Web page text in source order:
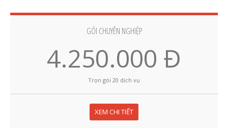
GÓI CHUYÊN NGHIỆP
4.250.000 Đ
Trọn gói 20 dịch vụ
XEM CHI TIẾT